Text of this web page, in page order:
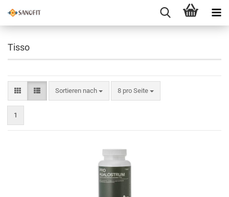
Tisso
Sortieren nach 8 pro Seite
1